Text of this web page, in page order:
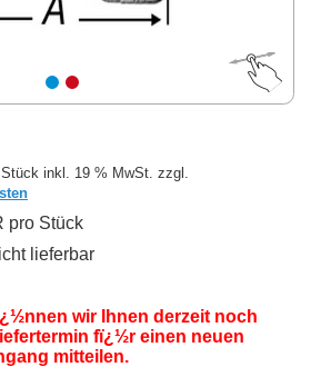
inkl. 19 % MwSt. zzgl.
pro Stück
lieferbar
wir Ihnen derzeit noch
fï¿½r einen neuen
mitteilen.